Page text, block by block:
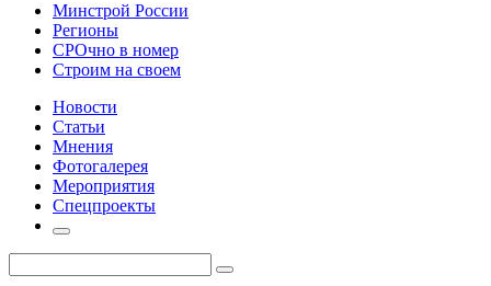
Минстрой России
Регионы
СРОчно в номер
Строим на своем
Новости
Статьи
Мнения
Фотогалерея
Мероприятия
Спецпроекты